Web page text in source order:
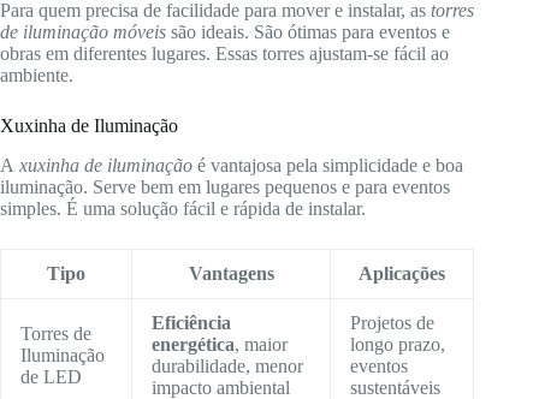
Para quem precisa de facilidade para mover e instalar, as torres
de iluminação móveis são ideais. São ótimas para eventos e
obras em diferentes lugares. Essas torres ajustam-se fácil ao
ambiente.
Xuxinha de Iluminação
A xuxinha de iluminação é vantajosa pela simplicidade e boa
iluminação. Serve bem em lugares pequenos e para eventos
simples. É uma solução fácil e rápida de instalar.
Tipo Vantagens Aplicações
Torres de
Iluminação
de LED
Eficiência
energética, maior
durabilidade, menor
impacto ambiental
Projetos de
longo prazo,
eventos
sustentáveis